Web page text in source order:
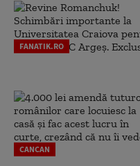
FANATIK.RO
CANCAN